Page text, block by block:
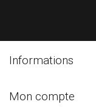
Informations
Mon compte